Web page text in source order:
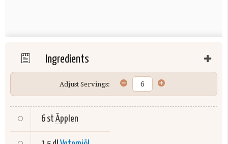
Ingredients
Adjust Servings:
6 st Äpplen